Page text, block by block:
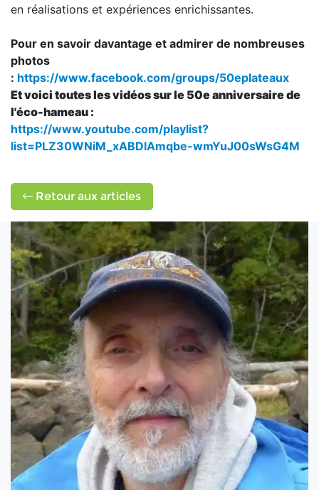
en réalisations et expériences enrichissantes.
Pour en savoir davantage et admirer de nombreuses
photos
: https://www.facebook.com/groups/50eplateaux
Et voici toutes les vidéos sur le 50e anniversaire de
l'éco-hameau :
https://www.youtube.com/playlist?
list=PLZ30WNiM_xABDlAmqbe-wmYuJ00sWsG4M
Retour aux articles